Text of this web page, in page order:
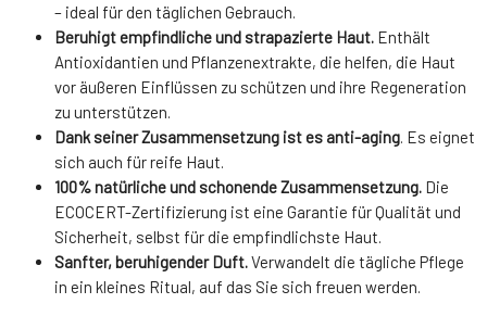
– ideal für den täglichen Gebrauch.
Beruhigt empfindliche und strapazierte Haut. Enthält
Antioxidantien und Pflanzenextrakte, die helfen, die Haut
vor äußeren Einflüssen zu schützen und ihre Regeneration
zu unterstützen.
Dank seiner Zusammensetzung ist es anti-aging . Es eignet
sich auch für reife Haut.
100% natürliche und schonende Zusammensetzung. Die
ECOCERT-Zertifizierung ist eine Garantie für Qualität und
Sicherheit, selbst für die empfindlichste Haut.
Sanfter, beruhigender Duft. Verwandelt die tägliche Pflege
in ein kleines Ritual, auf das Sie sich freuen werden.